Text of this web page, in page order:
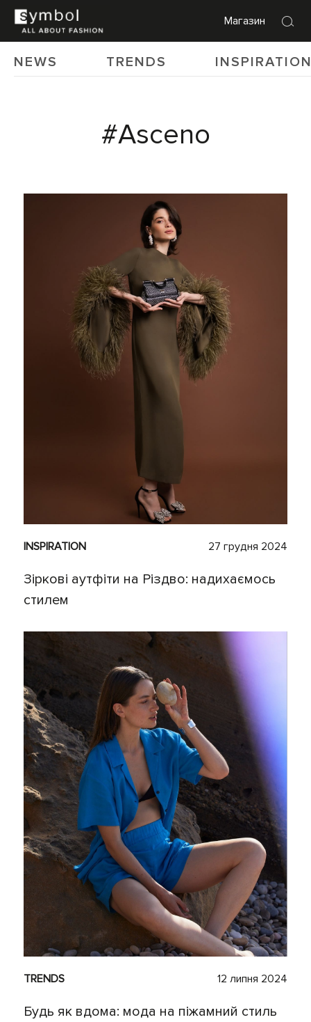
Магазин
NEWS TRENDS
#Asceno
INSPIRATION 27 грудня 2024
Зіркові аутфіти на Різдво: надихаємось
стилем
TRENDS 12 липня 2024
Будь як вдома: мода на піжамний стиль